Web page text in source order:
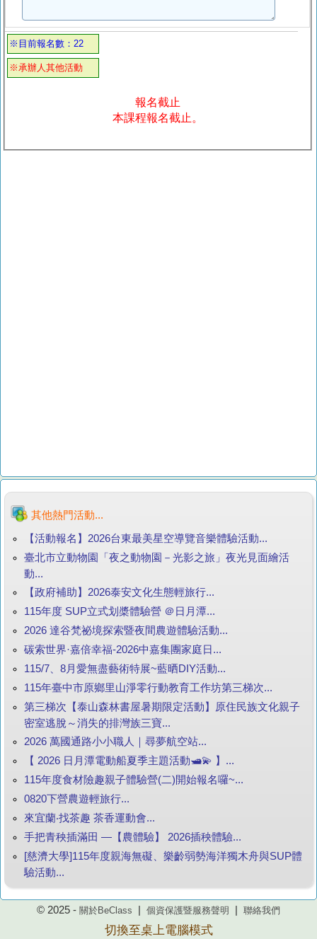
※目前報名數：22
※承辦人其他活動
報名截止
本課程報名截止。
其他熱門活動...
【活動報名】2026台東最美星空導覽音樂體驗活動...
臺北市立動物園「夜之動物園－光影之旅」夜光見面繪活
動...
【政府補助】2026泰安文化生態輕旅行...
115年度 SUP立式划槳體驗營 ＠日月潭...
2026 達谷梵祕境探索暨夜間農遊體驗活動...
碳索世界·嘉倍幸福-2026中嘉集團家庭日...
115/7、8月愛無盡藝術特展~藍晒DIY活動...
115年臺中市原鄉里山淨零行動教育工作坊第三梯次...
第三梯次【泰山森林書屋暑期限定活動】原住民族文化親子
密室逃脫～消失的排灣族三寶...
2026 萬國通路小小職人｜尋夢航空站...
【 2026 日月潭電動船夏季主題活動🛥️💫 】...
115年度食材險趣親子體驗營(二)開始報名囉~...
0820下營農遊輕旅行...
來宜蘭‧找茶趣 茶香運動會...
手把青秧插滿田 —【農體驗】 2026插秧體驗...
[慈濟大學]115年度親海無礙、樂齡弱勢海洋獨木舟與SUP體
驗活動...
© 2025 - 關於BeClass 個資保護暨服務聲明 聯絡我們
切換至桌上電腦模式